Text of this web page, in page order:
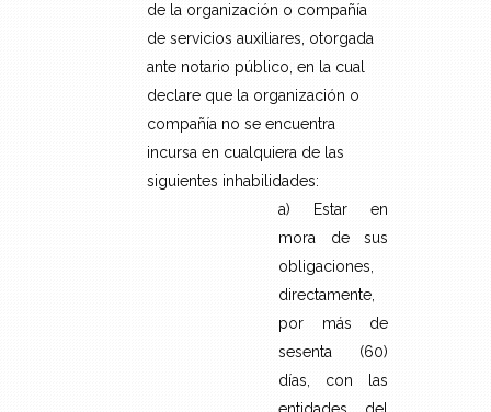
de la organización o compañía
de servicios auxiliares, otorgada
ante notario público, en la cual
declare que la organización o
compañía no se encuentra
incursa en cualquiera de las
siguientes inhabilidades:
a) Estar en
mora de sus
obligaciones,
directamente,
por más de
sesenta (60)
días, con las